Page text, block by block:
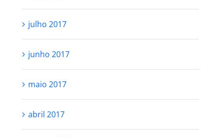
julho 2017
junho 2017
maio 2017
abril 2017